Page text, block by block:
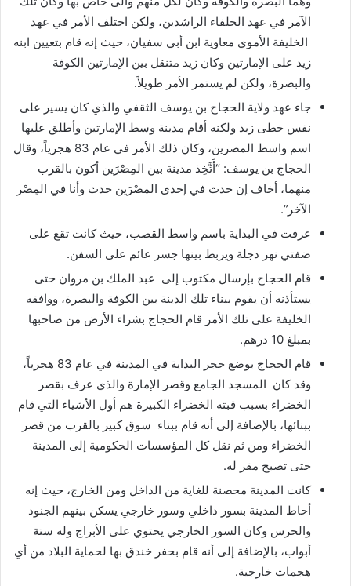
الآمر في عهد الخلفاء الراشدين، ولكن اختلف الأمر في عهد
الخليفة الأموي معاوية ابن أبي سفيان، حيث إنه قام بتعيين ابنه
زيد على الإمارتين وكان زيد متنقل بين الإمارتين الكوفة
والبصرة، ولكن لم يستمر الأمر طويلاً.
جاء عهد ولاية الحجاج بن يوسف الثقفي والذي كان يسير على
نفس خطى زيد ولكنه أقام مدينة وسط الإمارتين وأطلق عليها
اسم واسط المصرين، وكان ذلك الأمر في عام 83 هجرياً، وقال
الحجاج بن يوسف: “أَتَّخِذ مدينة بين المِصْرَين أكون بالقرب
منهما، أخاف إن حدث في إحدى المصْرَين حدث وأنا في المِصْر
الآخر”.
عرفت في البداية باسم واسط القصب، حيث كانت تقع على
ضفتي نهر دجلة ويربط بينها جسر عائم على السفن.
قام الحجاج بإرسال مكتوب إلى عبد الملك بن مروان حتى
يستأذنه أن يقوم ببناء تلك الدينة بين الكوفة والبصرة، ووافقه
الخليفة على تلك الأمر قام الحجاج بشراء الأرض من صاحبها
بمبلغ 10 درهم.
قام الحجاج بوضع حجر البداية في المدينة في عام 83 هجرياً،
وقد كان المسجد الجامع وقصر الإمارة والذي عرف بقصر
الخضراء بسبب قبته الخضراء الكبيرة هم أول الأشياء التي قام
ببنائها، بالإضافة إلى أنه قام ببناء سوق كبير بالقرب من قصر
الخضراء ومن ثم نقل كل المؤسسات الحكومية إلى المدينة
حتى تصبح مقر له.
كانت المدينة محصنة للغاية من الداخل ومن الخارج، حيث إنه
أحاط المدينة بسور داخلي وسور خارجي يسكن بينهم الجنود
والحرس وكان السور الخارجي يحتوي على الأبراج وله ستة
أبواب، بالإضافة إلى أنه قام بحفر خندق بها لحماية البلاد من أي
هجمات خارجية.